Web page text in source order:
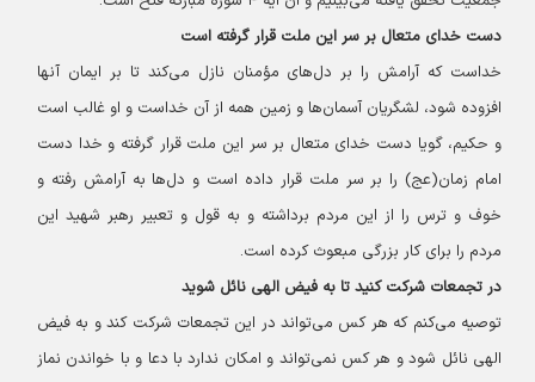
دست خدای متعال بر سر این ملت قرار گرفته است
خداست که آرامش را بر دل‌های مؤمنان نازل می‌کند تا بر ایمان آنها
افزوده شود، لشگریان آسمان‌ها و زمین همه از آن خداست و او غالب است
و حکیم، گویا دست خدای متعال بر سر این ملت قرار گرفته و خدا دست
امام زمان(عج) را بر سر ملت قرار داده است و دل‌ها به آرامش رفته و
خوف و ترس را از این مردم برداشته و به قول و تعبیر رهبر شهید این
مردم را برای کار بزرگی مبعوث کرده است.
در تجمعات شرکت کنید تا به فیض الهی نائل شوید
توصیه می‌کنم که هر کس می‌تواند در این تجمعات شرکت کند و به فیض
الهی نائل شود و هر کس نمی‌تواند و امکان ندارد با دعا و با خواندن نماز